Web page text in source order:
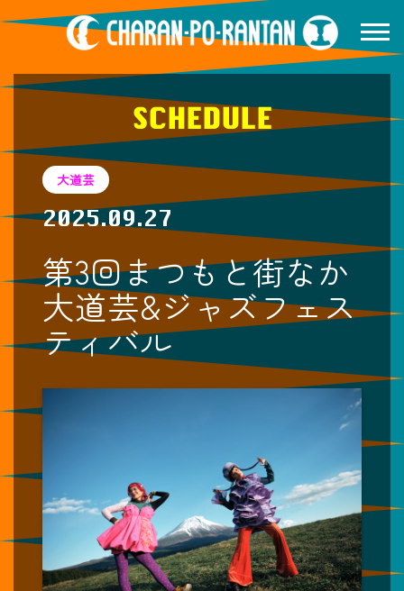
SCHEDULE
大道芸
2025.09.27
第3回まつもと街なか
大道芸&ジャズフェス
ティバル